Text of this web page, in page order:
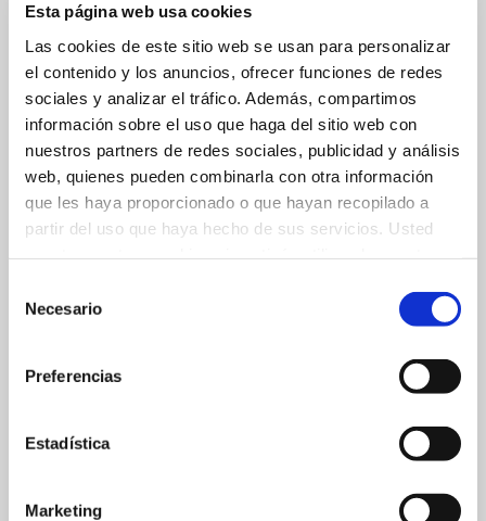
Esta página web usa cookies
Las cookies de este sitio web se usan para personalizar
el contenido y los anuncios, ofrecer funciones de redes
sociales y analizar el tráfico. Además, compartimos
información sobre el uso que haga del sitio web con
nuestros partners de redes sociales, publicidad y análisis
web, quienes pueden combinarla con otra información
que les haya proporcionado o que hayan recopilado a
partir del uso que haya hecho de sus servicios. Usted
Necesario
Preferencias
Estadística
Marketing